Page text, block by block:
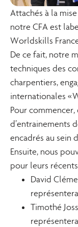
Attachés à la
notre CFA est
Worldskills
De ce fait, notre
techniques des
charpentiers,
internationales «
Pour
d’entrainements
encadrés au sein
Ensuite, nous
pour leurs
David
Timothé